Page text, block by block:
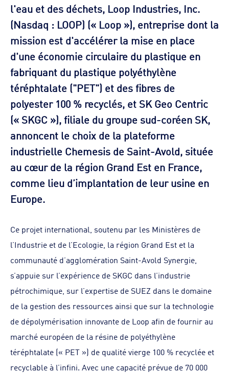
l'eau et des déchets, Loop Industries, Inc.
(Nasdaq : LOOP) (« Loop »), entreprise dont la
mission est d'accélérer la mise en place
d'une économie circulaire du plastique en
fabriquant du plastique polyéthylène
téréphtalate ("PET") et des fibres de
polyester 100 % recyclés, et SK Geo Centric
(« SKGC »), filiale du groupe sud-coréen SK,
annoncent le choix de la plateforme
industrielle Chemesis de Saint-Avold, située
au cœur de la région Grand Est en France,
comme lieu d’implantation de leur usine en
Europe.
Ce projet international, soutenu par les Ministères de
l’Industrie et de l’Ecologie, la région Grand Est et la
communauté d’agglomération Saint-Avold Synergie,
s’appuie sur l’expérience de SKGC dans l’industrie
pétrochimique, sur l’expertise de SUEZ dans le domaine
de la gestion des ressources ainsi que sur la technologie
de dépolymérisation innovante de Loop afin de fournir au
marché européen de la résine de polyéthylène
téréphtalate (« PET ») de qualité vierge 100 % recyclée et
recyclable à l’infini. Avec une capacité prévue de 70 000